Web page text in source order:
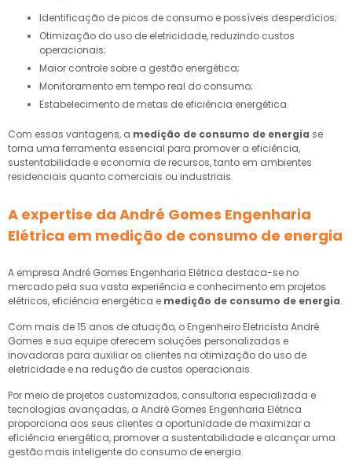
Identificação de picos de consumo e possíveis desperdícios;
Otimização do uso de eletricidade, reduzindo custos
operacionais;
Maior controle sobre a gestão energética;
Monitoramento em tempo real do consumo;
Estabelecimento de metas de eficiência energética.
Com essas vantagens, a medição de consumo de energia se
torna uma ferramenta essencial para promover a eficiência,
sustentabilidade e economia de recursos, tanto em ambientes
residenciais quanto comerciais ou industriais.
A expertise da André Gomes Engenharia
Elétrica em medição de consumo de energia
A empresa André Gomes Engenharia Elétrica destaca-se no
mercado pela sua vasta experiência e conhecimento em projetos
elétricos, eficiência energética e medição de consumo de energia.
Com mais de 15 anos de atuação, o Engenheiro Eletricista André
Gomes e sua equipe oferecem soluções personalizadas e
inovadoras para auxiliar os clientes na otimização do uso de
eletricidade e na redução de custos operacionais.
Por meio de projetos customizados, consultoria especializada e
tecnologias avançadas, a André Gomes Engenharia Elétrica
proporciona aos seus clientes a oportunidade de maximizar a
eficiência energética, promover a sustentabilidade e alcançar uma
gestão mais inteligente do consumo de energia.